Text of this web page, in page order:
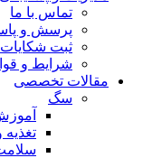
تماس با ما
پرسش و
ثبت شکایات
شرایط و
مقالات تخصصی
سگ